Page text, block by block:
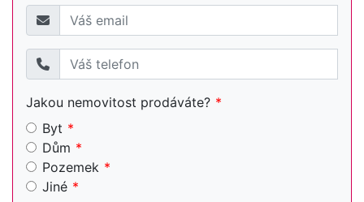
Jakou nemovitost prodáváte?
Byt
Dům
Pozemek
Jiné